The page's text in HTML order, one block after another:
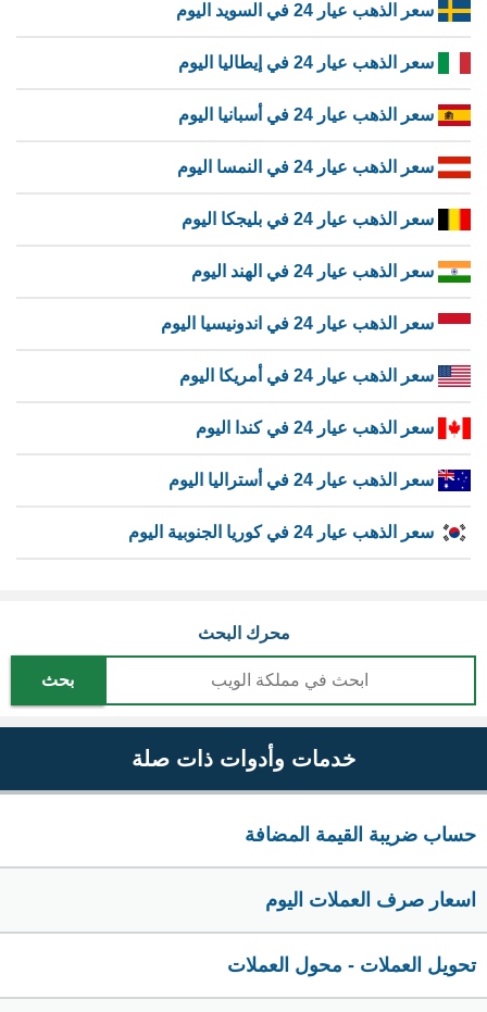
سعر الذهب عيار 24 في السويد اليوم
سعر الذهب عيار 24 في إيطاليا اليوم
سعر الذهب عيار 24 في أسبانيا اليوم
سعر الذهب عيار 24 في النمسا اليوم
سعر الذهب عيار 24 في بليجكا اليوم
سعر الذهب عيار 24 في الهند اليوم
سعر الذهب عيار 24 في اندونيسيا اليوم
سعر الذهب عيار 24 في أمريكا اليوم
سعر الذهب عيار 24 في كندا اليوم
سعر الذهب عيار 24 في أستراليا اليوم
سعر الذهب عيار 24 في كوريا الجنوبية اليوم
محرك البحث
بحث
خدمات وأدوات ذات صلة
حساب ضريبة القيمة المضافة
اسعار صرف العملات اليوم
تحويل العملات - محول العملات